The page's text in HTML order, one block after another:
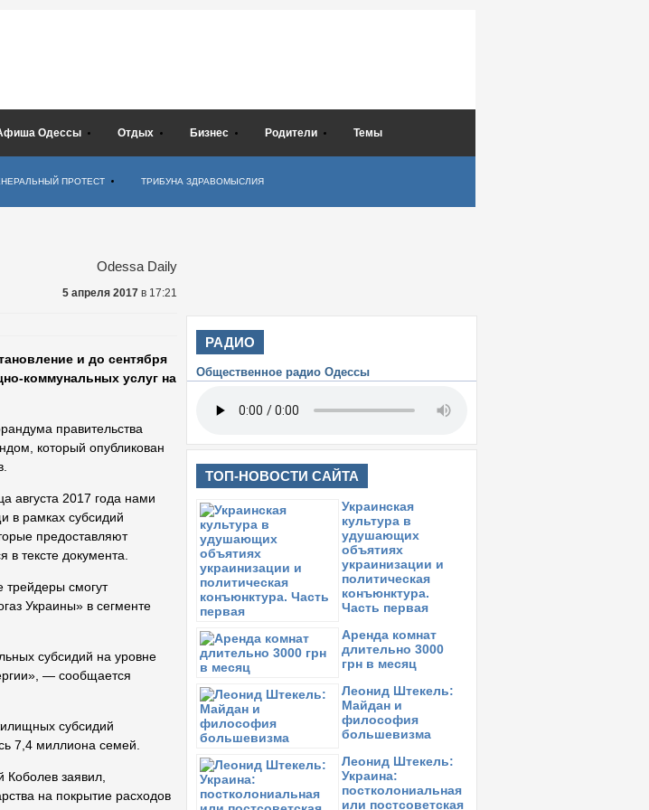
Одессы Отдых Бизнес Родители Темы
ПРОТЕСТ ТРИБУНА ЗДРАВОМЫСЛИЯ
Odessa Daily
5 апреля 2017 в 17:21
и до сентября
коммунальных услуг на
правительства
который опубликован
августа 2017 года нами
в рамках субсидий
предоставляют
в тексте документа.
трейдеры смогут
Украины» в сегменте
субсидий на уровне
— сообщается
субсидий
7,4 миллиона семей.
Коболев заявил,
на покрытие расходов
РАДИО
Общественное радио Одессы
ТОП-НОВОСТИ САЙТА
Украинская
культура в
удушающих
объятиях
украинизации и
политическая
конъюнктура.
Часть первая
Аренда комнат
длительно 3000
грн в месяц
Леонид Штекель:
Майдан и
философия
большевизма
Леонид Штекель:
Украина:
постколониальная
или постсоветская